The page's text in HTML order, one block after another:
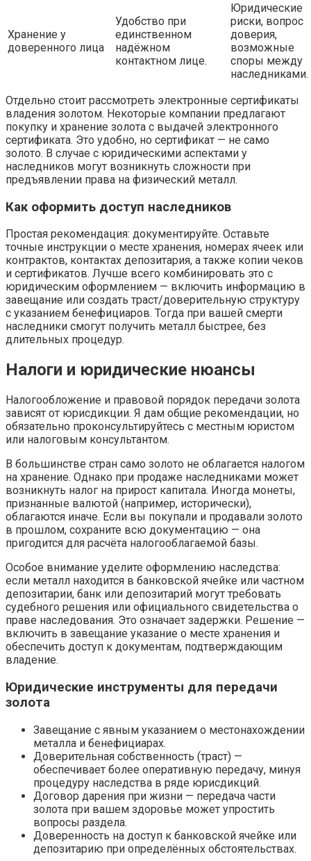
Хранение у
доверенного лица
Удобство при
единственном
надёжном
контактном лице.
Юридические
риски, вопрос
доверия,
возможные
споры между
наследниками.
Отдельно стоит рассмотреть электронные сертификаты
владения золотом. Некоторые компании предлагают
покупку и хранение золота с выдачей электронного
сертификата. Это удобно, но сертификат — не само
золото. В случае с юридическими аспектами у
наследников могут возникнуть сложности при
предъявлении права на физический металл.
Как оформить доступ наследников
Простая рекомендация: документируйте. Оставьте
точные инструкции о месте хранения, номерах ячеек или
контрактов, контактах депозитария, а также копии чеков
и сертификатов. Лучше всего комбинировать это с
юридическим оформлением — включить информацию в
завещание или создать траст/доверительную структуру
с указанием бенефициаров. Тогда при вашей смерти
наследники смогут получить металл быстрее, без
длительных процедур.
Налоги и юридические нюансы
Налогообложение и правовой порядок передачи золота
зависят от юрисдикции. Я дам общие рекомендации, но
обязательно проконсультируйтесь с местным юристом
или налоговым консультантом.
В большинстве стран само золото не облагается налогом
на хранение. Однако при продаже наследниками может
возникнуть налог на прирост капитала. Иногда монеты,
признанные валютой (например, исторически),
облагаются иначе. Если вы покупали и продавали золото
в прошлом, сохраните всю документацию — она
пригодится для расчёта налогооблагаемой базы.
Особое внимание уделите оформлению наследства:
если металл находится в банковской ячейке или частном
депозитарии, банк или депозитарий могут требовать
судебного решения или официального свидетельства о
праве наследования. Это означает задержки. Решение —
включить в завещание указание о месте хранения и
обеспечить доступ к документам, подтверждающим
владение.
Юридические инструменты для передачи
золота
Завещание с явным указанием о местонахождении
металла и бенефициарах.
Доверительная собственность (траст) —
обеспечивает более оперативную передачу, минуя
процедуру наследства в ряде юрисдикций.
Договор дарения при жизни — передача части
золота при вашем здоровье может упростить
вопросы раздела.
Доверенность на доступ к банковской ячейке или
депозитарию при определённых обстоятельствах.